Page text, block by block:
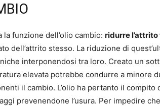
la funzione dell’olio cambio: ridurre
dell’attrito stesso. La riduzione di
interponendosi tra loro. Creato un
elevata potrebbe condurre a minore
il cambio. L’olio ha pertanto il
prevenendone l’usura. Per impedire